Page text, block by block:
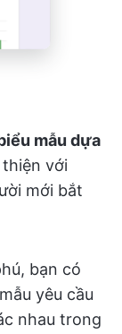
mẫu dựa
với
mới bắt
bạn có
yêu cầu
nhau trong